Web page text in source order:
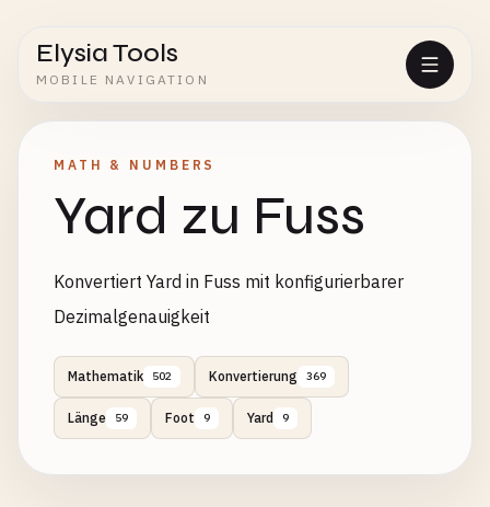
Elysia Tools
MOBILE NAVIGATION
MATH & NUMBERS
Yard zu Fuss
Konvertiert Yard in Fuss mit konfigurierbarer
Dezimalgenauigkeit
Mathematik 502 Konvertierung 369
Länge 59 Foot 9 Yard 9